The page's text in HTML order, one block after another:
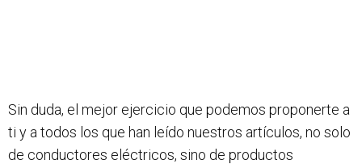
Sin duda, el mejor ejercicio que podemos proponerte a
ti y a todos los que han leído nuestros artículos, no solo
de conductores eléctricos, sino de productos